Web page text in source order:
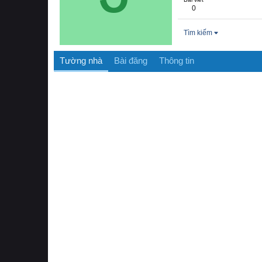
0
Tìm kiếm
Tường nhà Bài đăng Thông tin